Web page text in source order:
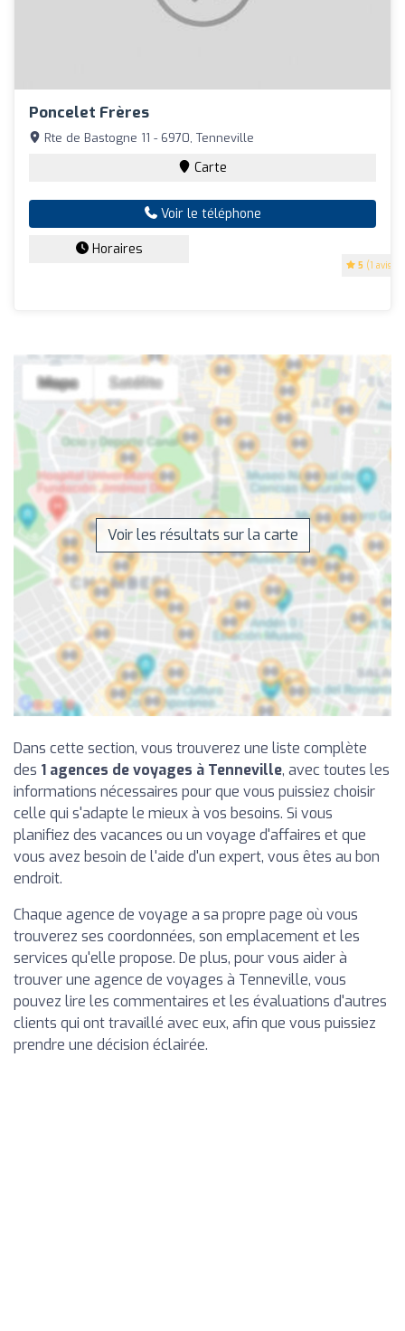
Poncelet Frères
5 (1 avis)
Rte de Bastogne 11 - 6970, Tenneville
Carte
Voir le téléphone
Horaires
Voir les résultats sur la carte
Dans cette section, vous trouverez une liste complète
des 1 agences de voyages à Tenneville, avec toutes les
informations nécessaires pour que vous puissiez choisir
celle qui s'adapte le mieux à vos besoins. Si vous
planifiez des vacances ou un voyage d'affaires et que
vous avez besoin de l'aide d'un expert, vous êtes au bon
endroit.
Chaque agence de voyage a sa propre page où vous
trouverez ses coordonnées, son emplacement et les
services qu'elle propose. De plus, pour vous aider à
trouver une agence de voyages à Tenneville, vous
pouvez lire les commentaires et les évaluations d'autres
clients qui ont travaillé avec eux, afin que vous puissiez
prendre une décision éclairée.